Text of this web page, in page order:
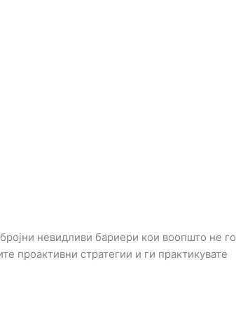
невидливи бариери кои воопшто не го
проактивни стратегии и ги практикувате